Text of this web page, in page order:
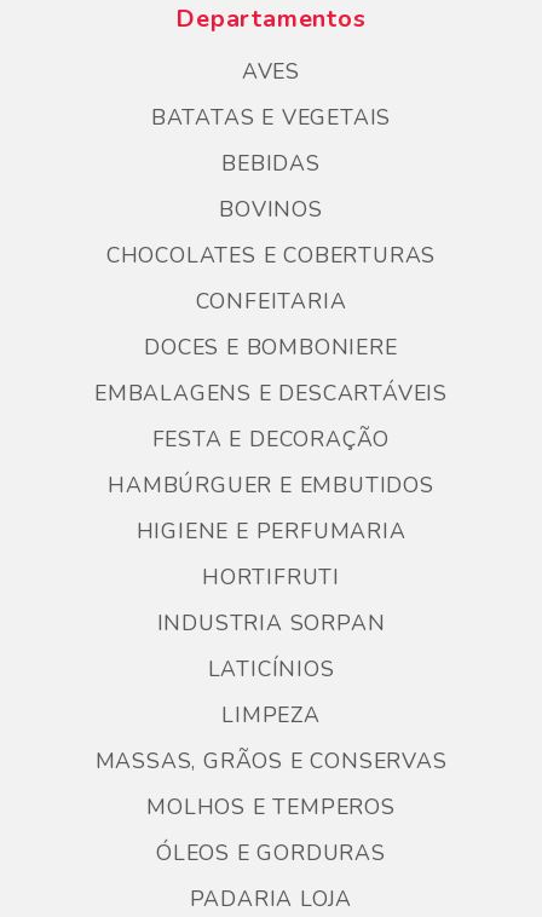
Departamentos
AVES
BATATAS E VEGETAIS
BEBIDAS
BOVINOS
CHOCOLATES E COBERTURAS
CONFEITARIA
DOCES E BOMBONIERE
EMBALAGENS E DESCARTÁVEIS
FESTA E DECORAÇÃO
HAMBÚRGUER E EMBUTIDOS
HIGIENE E PERFUMARIA
HORTIFRUTI
INDUSTRIA SORPAN
LATICÍNIOS
LIMPEZA
MASSAS, GRÃOS E CONSERVAS
MOLHOS E TEMPEROS
ÓLEOS E GORDURAS
PADARIA LOJA